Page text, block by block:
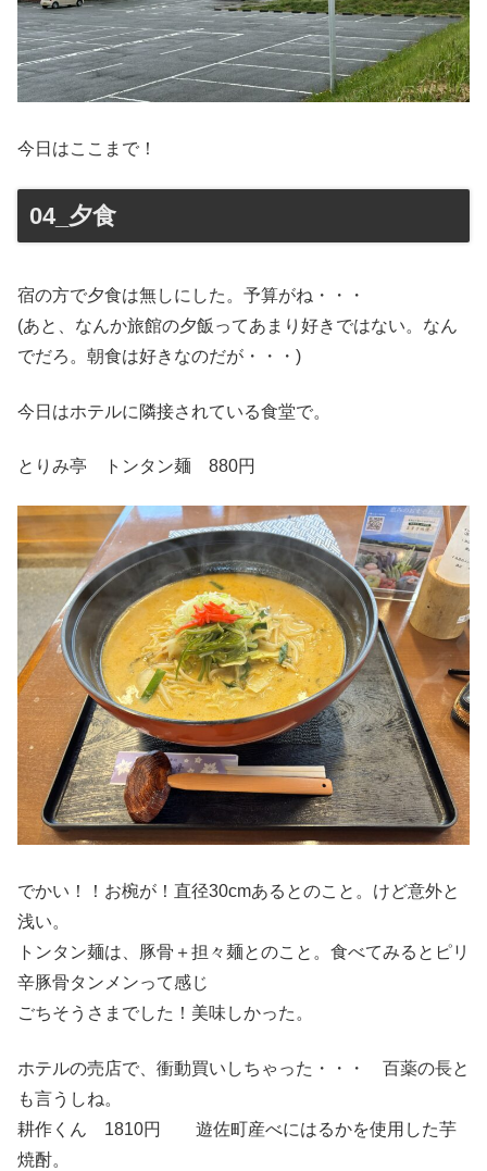
今日はここまで！
04_夕食
宿の方で夕食は無しにした。予算がね・・・
(あと、なんか旅館の夕飯ってあまり好きではない。なん
でだろ。朝食は好きなのだが・・・)
今日はホテルに隣接されている食堂で。
とりみ亭 トンタン麺 880円
でかい！！お椀が！直径30cmあるとのこと。けど意外と
浅い。
トンタン麺は、豚骨＋担々麺とのこと。食べてみるとピリ
辛豚骨タンメンって感じ
ごちそうさまでした！美味しかった。
ホテルの売店で、衝動買いしちゃった・・・ 百薬の長と
も言うしね。
耕作くん 1810円 遊佐町産べにはるかを使用した芋
焼酎。